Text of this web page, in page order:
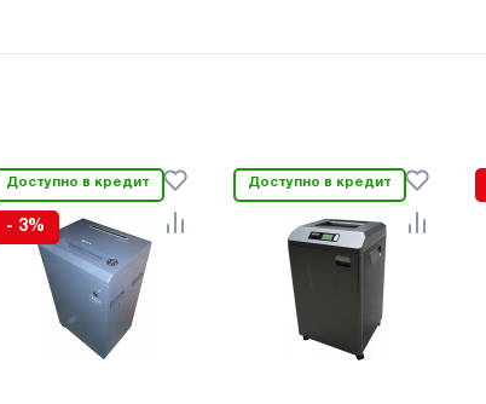
Доступно в кредит
- 3%
Доступно в кредит